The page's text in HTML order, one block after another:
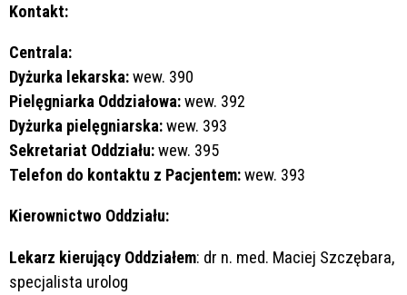
Kontakt:
Centrala:
Dyżurka lekarska:wew. 390
Pielęgniarka Oddziałowa:wew. 392
Dyżurka pielęgniarska:wew. 393
Sekretariat Oddziału:wew. 395
Telefon do kontaktu z Pacjentem:wew. 393
Kierownictwo Oddziału:
Lekarz kierujący Oddziałem: dr n. med. Maciej Szczębara,
specjalista urolog